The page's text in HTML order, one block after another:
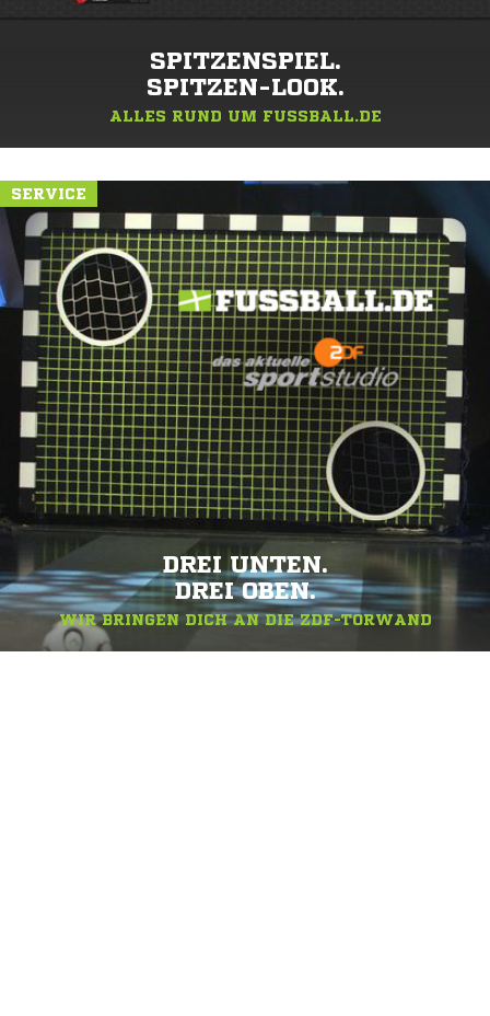
SPITZENSPIEL.
SPITZEN-LOOK.
ALLES RUND UM FUSSBALL.DE
SERVICE
DREI UNTEN.
DREI OBEN.
WIR BRINGEN DICH AN DIE ZDF-TORWAND